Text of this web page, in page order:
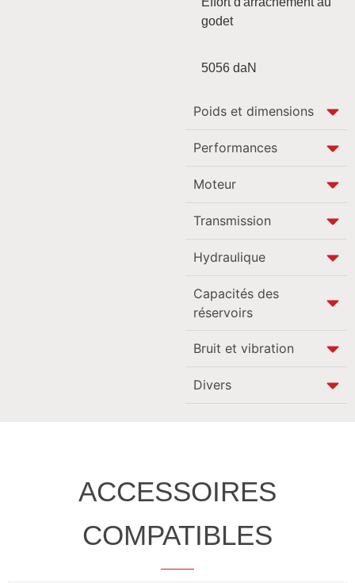
godet
5056 daN
Poids et dimensions
Performances
Moteur
Transmission
Hydraulique
Capacités des
réservoirs
Bruit et vibration
Divers
ACCESSOIRES
COMPATIBLES